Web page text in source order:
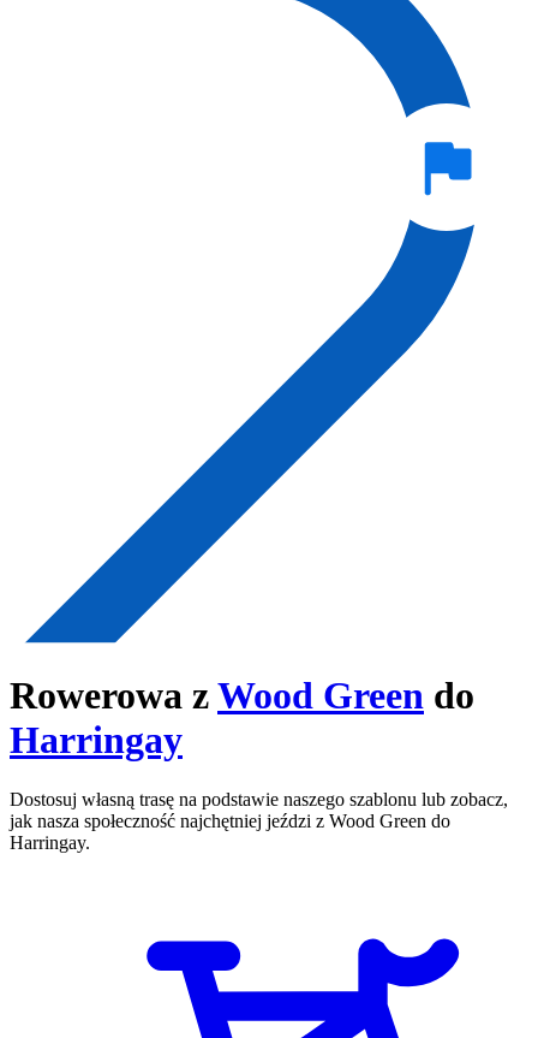
Rowerowa zWood Green do
Harringay
Dostosuj własną trasę na podstawie naszego szablonu lub zobacz,
jak nasza społeczność najchętniej jeździ z Wood Green do
Harringay.